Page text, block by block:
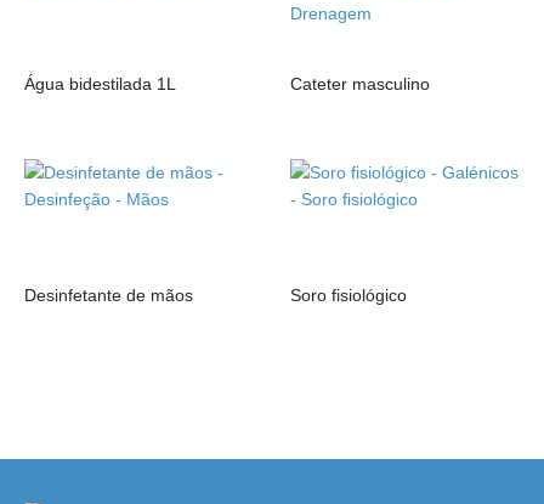
Água bidestilada 1L Cateter masculino
Desinfetante de mãos Soro fisiológico